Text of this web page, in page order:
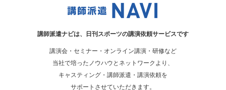
講師派遣ナビは、 日刊スポーツの講演依頼サービスです
講演会・セミナー・オンライン講演・研修など
当社で培ったノウハウとネットワークより、
キャスティング・講師派遣・講演依頼を
サポートさせていただきます。